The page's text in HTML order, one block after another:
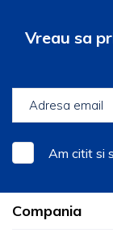
Vreau sa
Am citit si
Compania